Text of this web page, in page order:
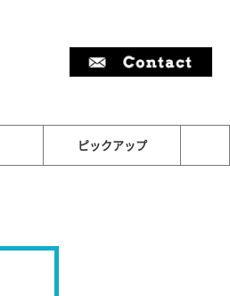
ピックアップ